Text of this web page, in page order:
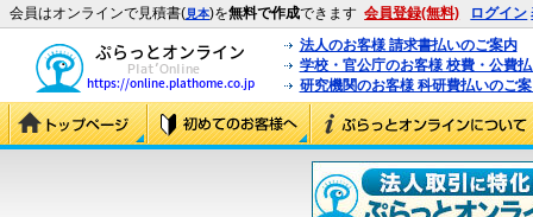
会員はオンラインで見積書(見本)を無料で作成できます 会員登録(無料) ログイン
法人のお客様 請求書払いのご案内
学校・官公庁のお客様 校費・公費
研究機関のお客様 科研費払いのご